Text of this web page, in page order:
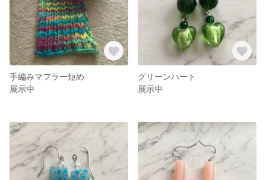
手編みマフラー短め
展示中
グリーンハート
展示中